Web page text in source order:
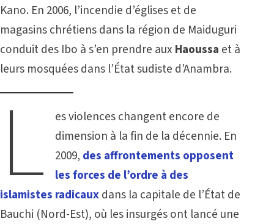
Kano. En 2006, l’incendie d’églises et de
magasins chrétiens dans la région de Maiduguri
conduit des Ibo à s’en prendre aux Haoussa et à
leurs mosquées dans l’État sudiste d’Anambra.
L
es violences changent encore de
dimension à la fin de la décennie. En
2009, des affrontements opposent
les forces de l’ordre à des
islamistes radicauxdans la capitale de l’État de
Bauchi (Nord-Est), où les insurgés ont lancé une